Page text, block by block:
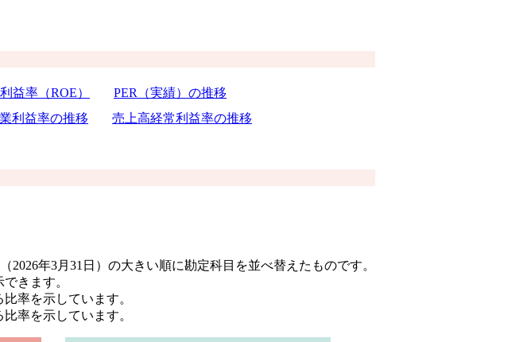
益率（ROE）
PER（実績）の推移
利益率の推移
売上高経常利益率の推移
年3月31日）の大きい順に勘定科目を並べ替えたものです。
きます。
率を示しています。
率を示しています。